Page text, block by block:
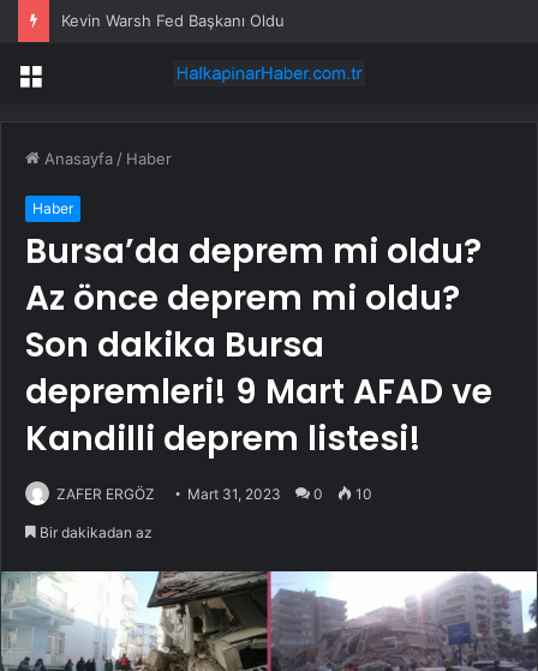
Kevin Warsh Fed Başkanı Oldu
Menü
Anasayfa / Haber
Haber
Bursa’da deprem mi oldu?
Az önce deprem mi oldu?
Son dakika Bursa
depremleri! 9 Mart AFAD ve
Kandilli deprem listesi!
ZAFER ERGÖZ Mart 31, 2023 0 10
Bir dakikadan az